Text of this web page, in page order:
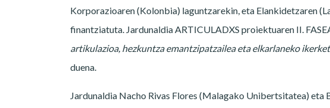
Korporazioaren (Kolonbia) laguntzarekin, eta Elankidetzaren
finantziatuta. Jardunaldia ARTICULADXS proiektuaren II.
artikulazioa, hezkuntza emantzipatzailea eta elkarlaneko
duena.
Jardunaldia Nacho Rivas Flores (Malagako Unibertsitatea) eta